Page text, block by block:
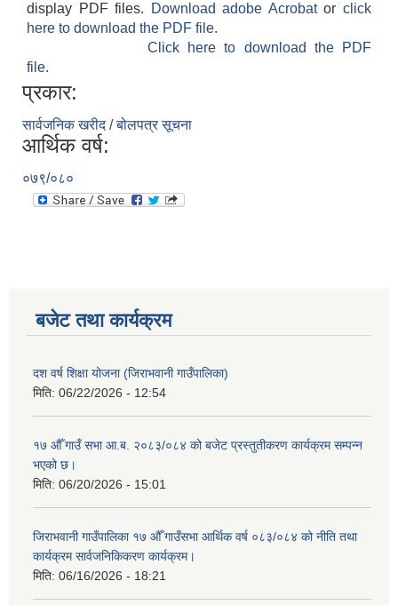
display PDF files.
Download adobe Acrobatorclick
here to download the PDF file.
Click here to download the PDF
file.
प्रकार:
सार्वजनिक खरीद / बोलपत्र सूचना
आर्थिक वर्ष:
०७९/०८०
बजेट तथा कार्यक्रम
दश वर्ष शिक्षा योजना (जिराभवानी गाउँपालिका)
मिति: 06/22/2026 - 12:54
१७ औँ गाउँ सभा आ.ब. २०८३/०८४ को बजेट प्रस्तुतीकरण कार्यक्रम सम्पन्न
भएको छ।
मिति: 06/20/2026 - 15:01
जिराभवानी गाउँपालिका १७ औँ गाउँसभा आर्थिक वर्ष ०८३/०८४ को नीति तथा
कार्यक्रम सार्वजनिकिकरण कार्यक्रम।
मिति: 06/16/2026 - 18:21